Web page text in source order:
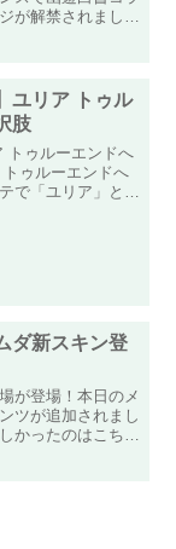
が解禁されまし
なります...
ユリア トゥル
肢
トゥルーエンドへ
ゥルーエンドへ
で「ユリア」と
ダ新スキン登
が登場！本日のメ
ツが追加されまし
かったのはこち